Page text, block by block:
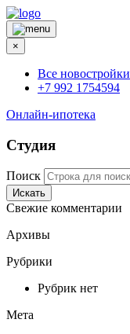
×
Все новостройки
+7 992 1754594
Онлайн-ипотека
Студия
Поиск
Искать
Свежие комментарии
Архивы
Рубрики
Рубрик нет
Мета